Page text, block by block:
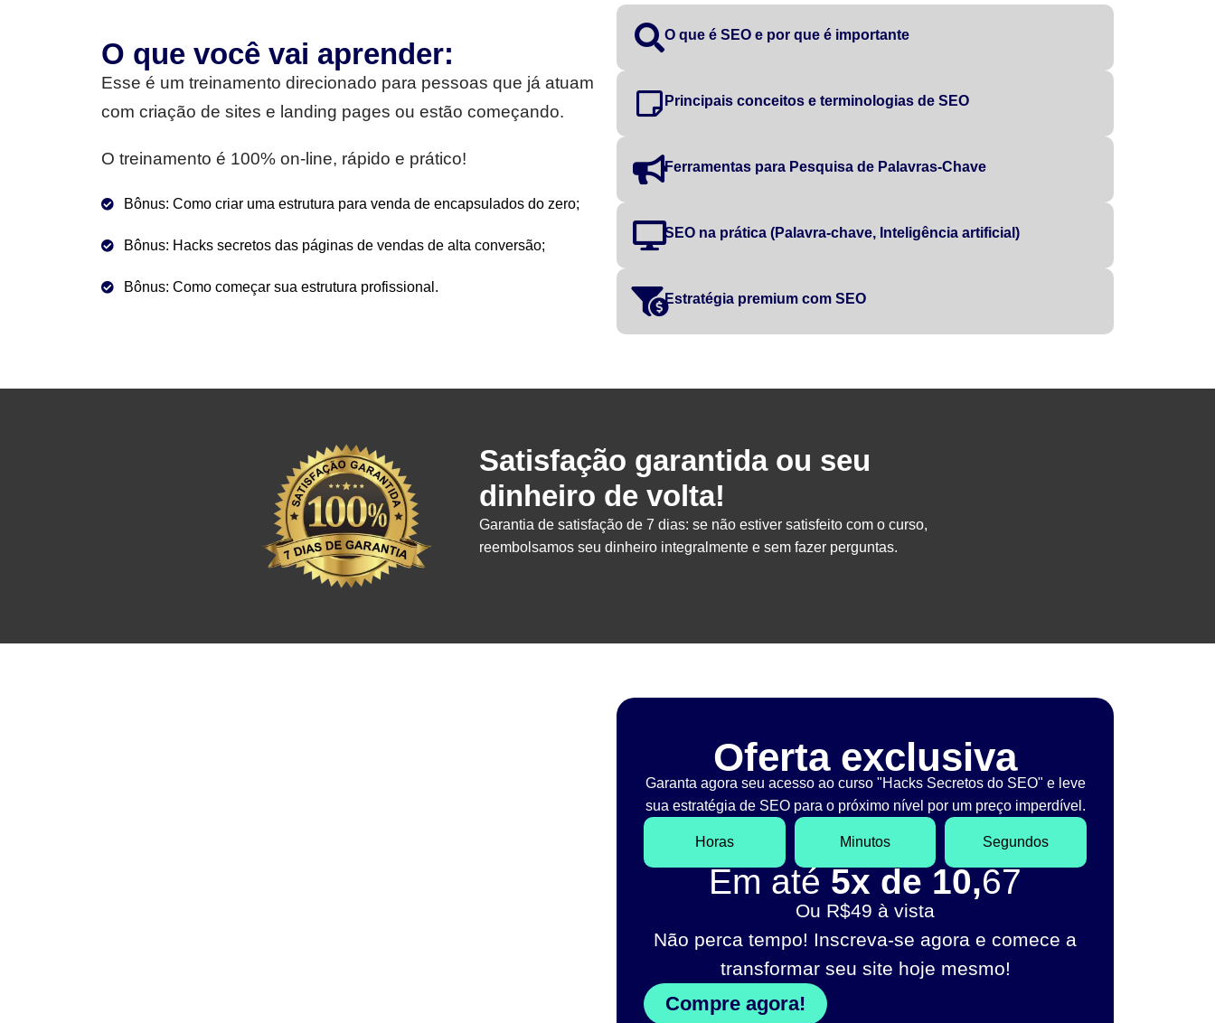
O que você vai aprender:
Esse é um treinamento direcionado para pessoas que já atuam
com criação de sites e landing pages ou estão começando.
O treinamento é 100% on-line, rápido e prático!
Bônus: Como criar uma estrutura para venda de encapsulados do zero;
Bônus: Hacks secretos das páginas de vendas de alta conversão;
Bônus: Como começar sua estrutura profissional.
O que é SEO e por que é importante
Principais conceitos e terminologias de SEO
Ferramentas para Pesquisa de Palavras-Chave
SEO na prática (Palavra-chave, Inteligência artificial)
Estratégia premium com SEO
Satisfação garantida ou seu
dinheiro de volta!
Garantia de satisfação de 7 dias: se não estiver satisfeito com o curso,
reembolsamos seu dinheiro integralmente e sem fazer perguntas.
Oferta exclusiva
Garanta agora seu acesso ao curso "Hacks Secretos do SEO" e leve
sua estratégia de SEO para o próximo nível por um preço imperdível.
Horas Minutos Segundos
Em até 5x de 10,67
Ou R$49 à vista
Não perca tempo! Inscreva-se agora e comece a
transformar seu site hoje mesmo!
Compre agora!